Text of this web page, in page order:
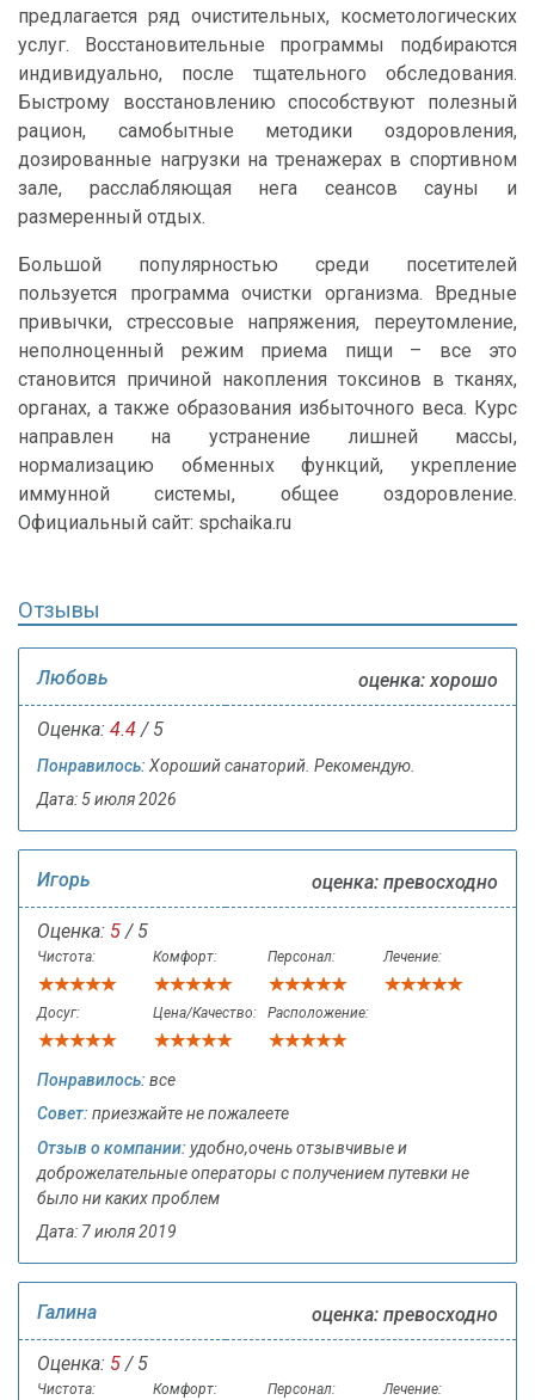
предлагается ряд очистительных, косметологических
услуг. Восстановительные программы подбираются
индивидуально, после тщательного обследования.
Быстрому восстановлению способствуют полезный
рацион, самобытные методики оздоровления,
дозированные нагрузки на тренажерах в спортивном
зале, расслабляющая нега сеансов сауны и
размеренный отдых.
Большой популярностью среди посетителей
пользуется программа очистки организма. Вредные
привычки, стрессовые напряжения, переутомление,
неполноценный режим приема пищи – все это
становится причиной накопления токсинов в тканях,
органах, а также образования избыточного веса. Курс
направлен на устранение лишней массы,
нормализацию обменных функций, укрепление
иммунной системы, общее оздоровление.
Официальный сайт: spchaika.ru
Отзывы
Любовь оценка: хорошо
Оценка: 4.4 / 5
Понравилось: Хороший санаторий. Рекомендую.
Дата: 5 июля 2026
Игорь оценка: превосходно
Оценка: 5 / 5
Чистота: Комфорт: Персонал: Лечение:
Досуг: Цена/Качество: Расположение:
Понравилось: все
Совет: приезжайте не пожалеете
Отзыв о компании: удобно,очень отзывчивые и
доброжелательные операторы с получением путевки не
было ни каких проблем
Дата: 7 июля 2019
Галина оценка: превосходно
Оценка: 5 / 5
Чистота: Комфорт: Персонал: Лечение: